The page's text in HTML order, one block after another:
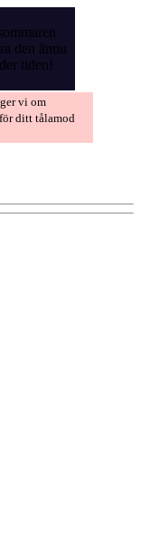
den ännu
tiden!
vi om
ditt tålamod